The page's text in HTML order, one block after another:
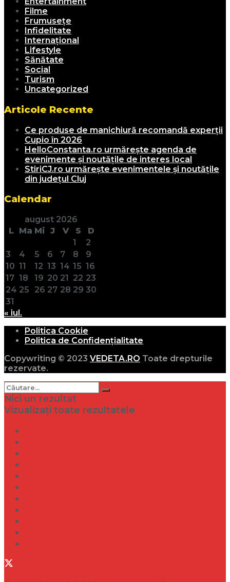
Filme
Frumusețe
Infidelitate
Internațional
Lifestyle
Sănătate
Social
Turism
Uncategorized
Articole Recente
Ce produse de manichiură recomandă experții
Cupio în 2026
HelloConstanta.ro urmărește agenda de
evenimente și noutățile de interes local
StiriCJ.ro urmărește evenimentele și noutățile
din județul Cluj
Calendar
august 2026
L Ma Mi J V S
D
1
2
3
4 5 6 7 8
9
10 11 12 13 14 15 16
17 18 19 20 21 22 23
24 25 26 27 28 29 30
31
« iul.
Politica Cookie
Politica de Confidențialitate
Copywriting © 2023 VEDETA.RO Toate drepturile
rezervate.
Nici un rezultat
Vizualizați toate rezultatele